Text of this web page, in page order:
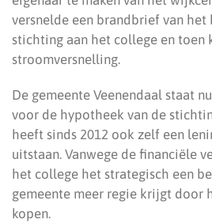
versnelde een brandbrief van het
stichting aan het college en toen
stroomversnelling.
De gemeente Veenendaal staat
voor de hypotheek van de
heeft sinds 2012 ook zelf een
uitstaan. Vanwege de financiële
het college het strategisch een
gemeente meer regie krijgt door
kopen.